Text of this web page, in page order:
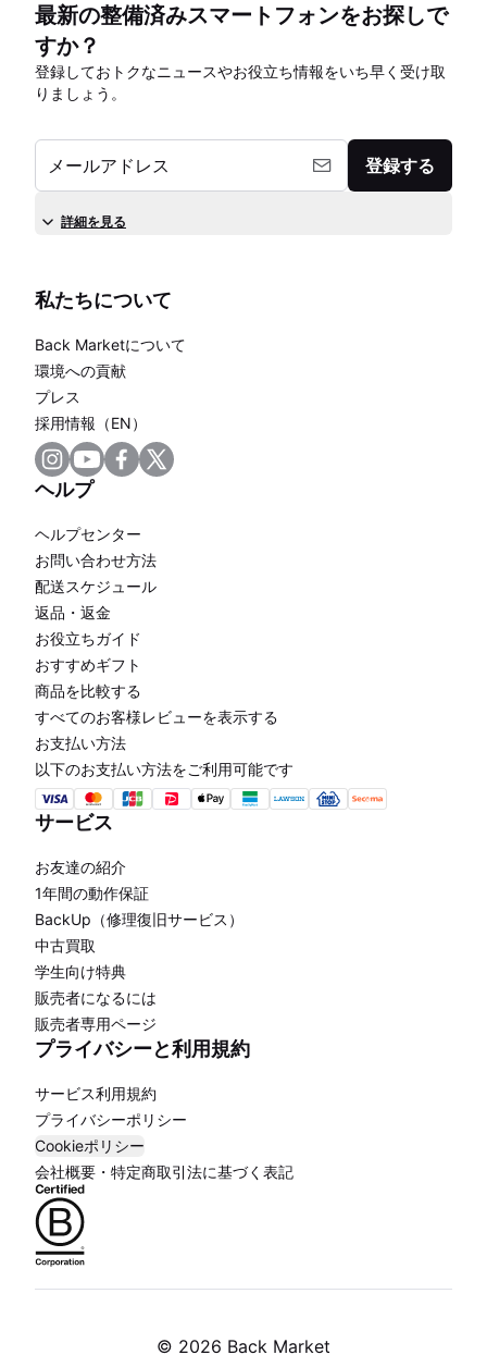
最新の整備済みスマートフォンをお探しで
すか？
登録しておトクなニュースやお役立ち情報をいち早く受け取
りましょう。
メールアドレス 登録する
詳細を見る
私たちについて
Back Marketについて
環境への貢献
プレス
採用情報（EN）
ヘルプ
ヘルプセンター
お問い合わせ方法
配送スケジュール
返品・返金
お役立ちガイド
おすすめギフト
商品を比較する
すべてのお客様レビューを表示する
お支払い方法
以下のお支払い方法をご利用可能です
サービス
お友達の紹介
1年間の動作保証
BackUp（修理復旧サービス）
中古買取
学生向け特典
販売者になるには
販売者専用ページ
プライバシーと利用規約
サービス利用規約
プライバシーポリシー
Cookieポリシー
会社概要・特定商取引法に基づく表記
© 2026 Back Market